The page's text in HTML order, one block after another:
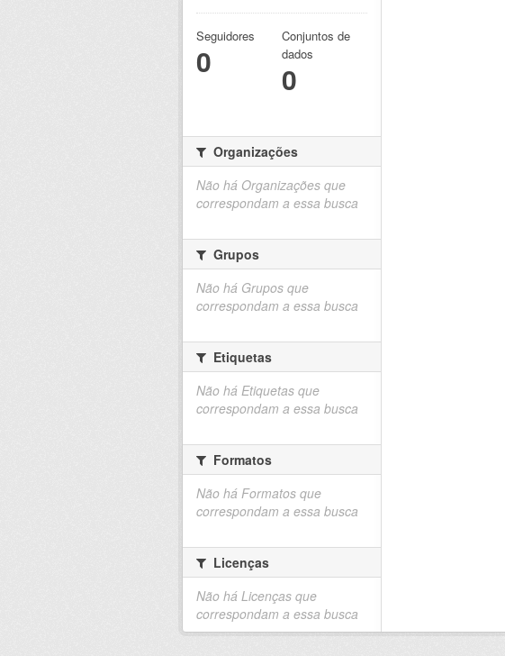
Seguidores
0
Conjuntos de
dados
0
Organizações
Não há Organizações que
correspondam a essa busca
Grupos
Não há Grupos que
correspondam a essa busca
Etiquetas
Não há Etiquetas que
correspondam a essa busca
Formatos
Não há Formatos que
correspondam a essa busca
Licenças
Não há Licenças que
correspondam a essa busca